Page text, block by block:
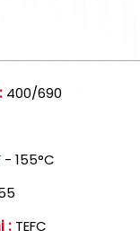
400/690
- 155°C
:TEFC